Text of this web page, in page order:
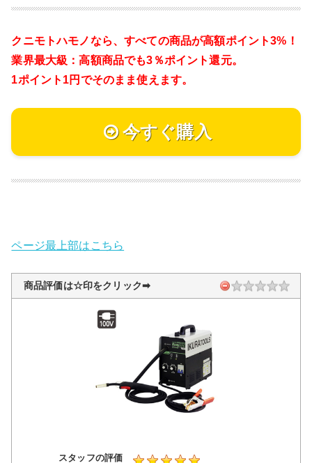
クニモトハモノなら、すべての商品が高額ポイント3%！
業界最大級：高額商品でも3％ポイント還元。
1ポイント1円でそのまま使えます。
今すぐ購入
ページ最上部はこちら
商品評価は☆印をクリック➡︎
スタッフの評価